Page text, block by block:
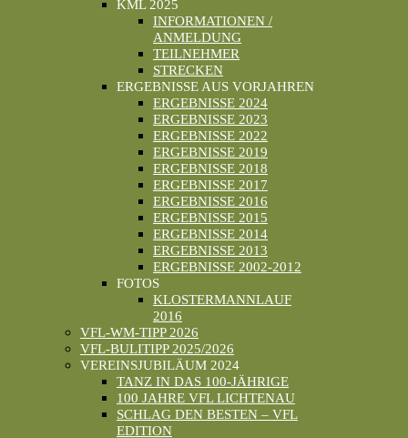
KML 2025
INFORMATIONEN /
ANMELDUNG
TEILNEHMER
STRECKEN
ERGEBNISSE AUS VORJAHREN
ERGEBNISSE 2024
ERGEBNISSE 2023
ERGEBNISSE 2022
ERGEBNISSE 2019
ERGEBNISSE 2018
ERGEBNISSE 2017
ERGEBNISSE 2016
ERGEBNISSE 2015
ERGEBNISSE 2014
ERGEBNISSE 2013
ERGEBNISSE 2002-2012
FOTOS
KLOSTERMANNLAUF
2016
VFL-WM-TIPP 2026
VFL-BULITIPP 2025/2026
VEREINSJUBILÄUM 2024
TANZ IN DAS 100-JÄHRIGE
100 JAHRE VFL LICHTENAU
SCHLAG DEN BESTEN – VFL
EDITION